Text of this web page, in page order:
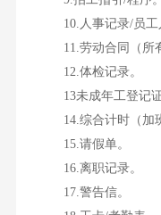
10.人事记录/员工
11.劳动合同（所有
12.体检记录。
13未成年工登记证
14.综合计时（加班
15.请假单。
16.离职记录。
17.警告信。